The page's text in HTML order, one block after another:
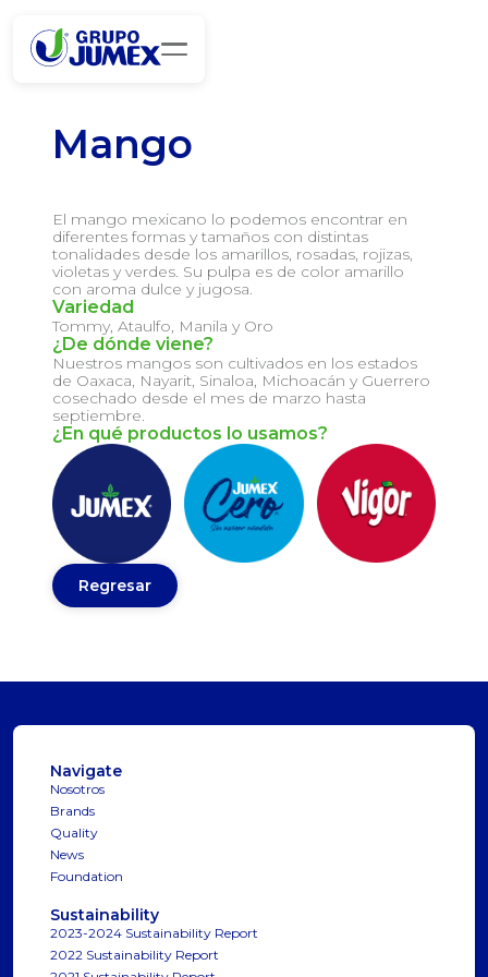
Mango
El mango mexicano lo podemos encontrar en
diferentes formas y tamaños con distintas
tonalidades desde los amarillos, rosadas, rojizas,
violetas y verdes. Su pulpa es de color amarillo
con aroma dulce y jugosa.
Variedad
Tommy, Ataulfo, Manila y Oro
¿De dónde viene?
Nuestros mangos son cultivados en los estados
de Oaxaca, Nayarit, Sinaloa, Michoacán y Guerrero
cosechado desde el mes de marzo hasta
septiembre.
¿En qué productos lo usamos?
Regresar
Navigate
Nosotros
Brands
Quality
News
Foundation
Sustainability
2023-2024 Sustainability Report
2022 Sustainability Report